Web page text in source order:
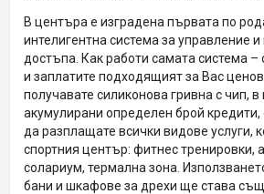
В центъра е изградена първата по
интелигентна система за управление и
достъпа. Как работи самата система –
и заплатите подходящият за Вас
получавате силиконова гривна с чип, в
акумулирани определен брой
да разплащате всички видове услуги,
спортния център: фитнес тренировки,
солариум, термална зона.
бани и шкафове за дрехи ще става